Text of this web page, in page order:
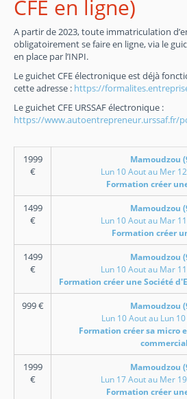
CFE en ligne)
A partir de 2023, toute immatriculation
obligatoirement se faire en ligne, via le
en place par l’INPI.
Le guichet CFE électronique est déjà
cette adresse : https://
Le guichet CFE URSSAF électronique :
https://www.autoentrepreneur.urssaf.fr/
1999
€
Mamoudzou
Lun 10 Aout au Mer
Formation créer
1499
€
Mamoudzou
Lun 10 Aout au Mar
Formation créer
1499
€
Mamoudzou
Lun 10 Aout au Mar
Formation créer une Société
999€
Mamoudzou
Lun 10 Aout au Lun
Formation créer sa micro
commercial
1999
€
Mamoudzou
Lun 17 Aout au Mer
Formation créer